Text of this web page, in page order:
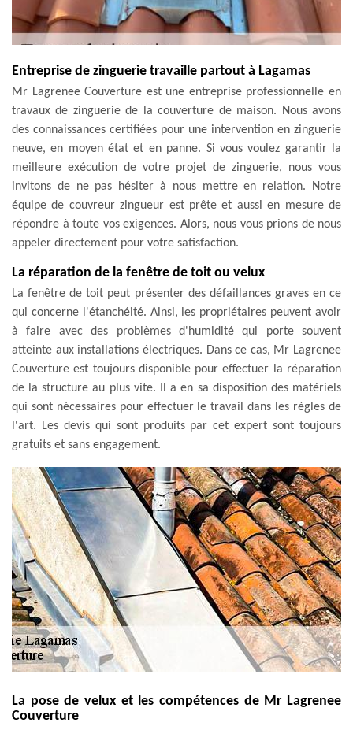
Entreprise de zinguerie travaille partout à Lagamas
Mr Lagrenee Couverture est une entreprise professionnelle en
travaux de zinguerie de la couverture de maison. Nous avons
des connaissances certifiées pour une intervention en zinguerie
neuve, en moyen état et en panne. Si vous voulez garantir la
meilleure exécution de votre projet de zinguerie, nous vous
invitons de ne pas hésiter à nous mettre en relation. Notre
équipe de couvreur zingueur est prête et aussi en mesure de
répondre à toute vos exigences. Alors, nous vous prions de nous
appeler directement pour votre satisfaction.
La réparation de la fenêtre de toit ou velux
La fenêtre de toit peut présenter des défaillances graves en ce
qui concerne l'étanchéité. Ainsi, les propriétaires peuvent avoir
à faire avec des problèmes d'humidité qui porte souvent
atteinte aux installations électriques. Dans ce cas, Mr Lagrenee
Couverture est toujours disponible pour effectuer la réparation
de la structure au plus vite. Il a en sa disposition des matériels
qui sont nécessaires pour effectuer le travail dans les règles de
l'art. Les devis qui sont produits par cet expert sont toujours
gratuits et sans engagement.
La pose de velux et les compétences de Mr Lagrenee
Couverture